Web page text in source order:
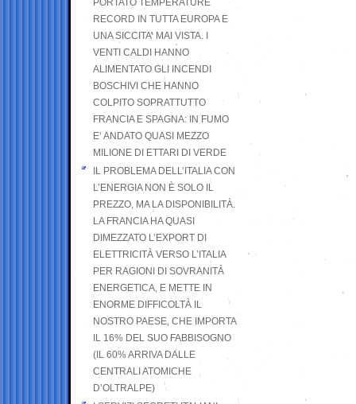
PORTATO TEMPERATURE
RECORD IN TUTTA EUROPA E
UNA SICCITA’ MAI VISTA. I
VENTI CALDI HANNO
ALIMENTATO GLI INCENDI
BOSCHIVI CHE HANNO
COLPITO SOPRATTUTTO
FRANCIA E SPAGNA: IN FUMO
E’ ANDATO QUASI MEZZO
MILIONE DI ETTARI DI VERDE
IL PROBLEMA DELL’ITALIA CON
L’ENERGIA NON È SOLO IL
PREZZO, MA LA DISPONIBILITÀ.
LA FRANCIA HA QUASI
DIMEZZATO L’EXPORT DI
ELETTRICITÀ VERSO L’ITALIA
PER RAGIONI DI SOVRANITÀ
ENERGETICA, E METTE IN
ENORME DIFFICOLTÀ IL
NOSTRO PAESE, CHE IMPORTA
IL 16% DEL SUO FABBISOGNO
(IL 60% ARRIVA DALLE
CENTRALI ATOMICHE
D’OLTRALPE)